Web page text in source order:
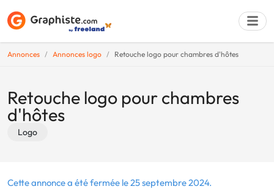
Annonces Annonces logo Retouche logo pour chambres d'hôtes
Retouche logo pour chambres
d'hôtes
Logo
Cette annonce a été fermée le 25 septembre 2024.